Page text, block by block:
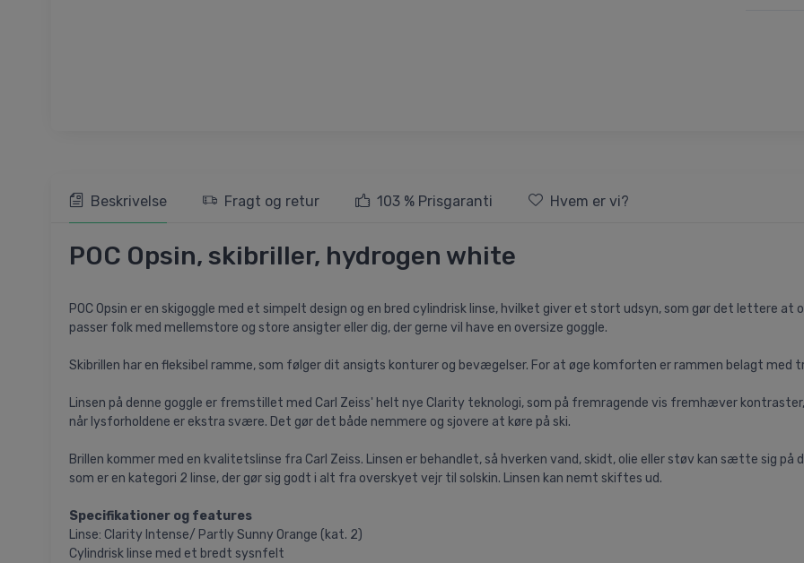
Beskrivelse Fragt og retur 103 % Prisgaranti Hvem er vi?
POC Opsin, skibriller, hydrogen white
POC Opsin er en skigoggle med et simpelt design og en bred cylindrisk linse, hvilket giver et stort udsyn, som gør det lettere
passer folk med mellemstore og store ansigter eller dig, der gerne vil have en oversize goggle.
Skibrillen har en fleksibel ramme, som følger dit ansigts konturer og bevægelser. For at øge komforten er rammen belagt med
Linsen på denne goggle er fremstillet med Carl Zeiss' helt nye Clarity teknologi, som på fremragende vis fremhæver
når lysforholdene er ekstra svære. Det gør det både nemmere og sjovere at køre på ski.
Brillen kommer med en kvalitetslinse fra Carl Zeiss. Linsen er behandlet, så hverken vand, skidt, olie eller støv kan sætte sig på
som er en kategori 2 linse, der gør sig godt i alt fra overskyet vejr til solskin. Linsen kan nemt skiftes ud.
Specifikationer og features
Linse: Clarity Intense/ Partly Sunny Orange (kat. 2)
Cylindrisk linse med et bredt sysnfelt